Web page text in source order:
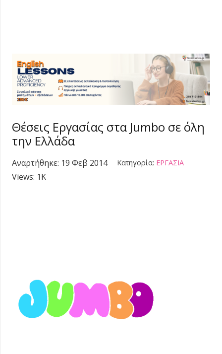
Θέσεις Εργασίας στα Jumbo σε όλη
την Ελλάδα
Αναρτήθηκε: 19 Φεβ 2014 Κατηγορία: ΕΡΓΑΣΙΑ
Views: 1K